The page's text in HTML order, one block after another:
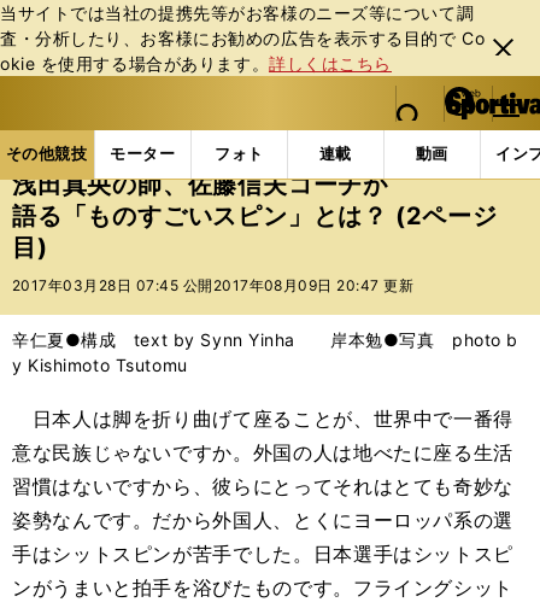
当サイトでは当社の提携先等がお客様のニーズ等について調
査・分析したり、お客様にお勧めの広告を表⽰する⽬的で Co
okie を使⽤する場合があります。詳しくはこちら
閉じ
る
web Sportiva (webスポルティーバ)
検索
マイペ
ー
ジ
メニュ
その他競技 モーター フォト 連載 動画 イン
ス
ポ
ル
テ
ー
バ
その他競技の記事一覧 フィギュア 浅田真央の師、
浅田真央の師、佐藤信夫コーチが
語る「ものすごいスピン」とは？ (2ページ
目)
2017年03月28日 07:45 公開 2017年08月09日 20:47 更新
辛仁夏●構成 text by Synn Yinha 岸本勉●写真 photo b
y Kishimoto Tsutomu
日本人は脚を折り曲げて座ることが、世界中で一番得
意な民族じゃないですか。外国の人は地べたに座る生活
習慣はないですから、彼らにとってそれはとても奇妙な
姿勢なんです。だから外国人、とくにヨーロッパ系の選
手はシットスピンが苦手でした。日本選手はシットスピ
ンがうまいと拍手を浴びたものです。フライングシット